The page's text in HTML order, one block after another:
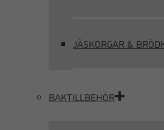
JÄSKORGAR &
BAKTILLBEHÖR